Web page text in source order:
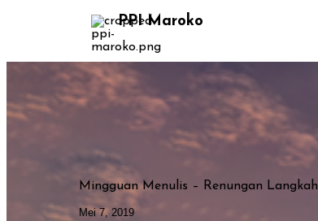
PPI Maroko
Mingguan Menulis – Renungan Langkah
Mei 7, 2019